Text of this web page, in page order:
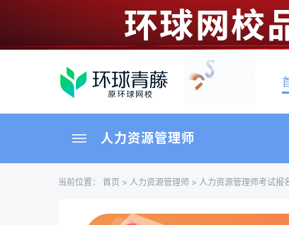
人力资源管理师
当前位置： 首页 > 人力资源管理师 > 人力资源管理师考试报